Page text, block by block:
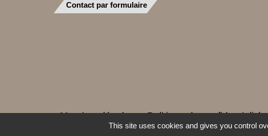
Contact par formulaire
Mentions légales - Politique de confidentialité
This site uses cookies and gives you control